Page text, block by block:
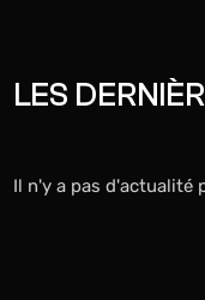
LES
Il n'y a pas d'actualité